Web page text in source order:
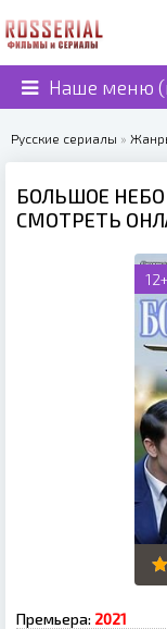
Наше меню
Русские сериалы »
БОЛЬШОЕ НЕБО
СМОТРЕТЬ
12+
Премьера: 2021